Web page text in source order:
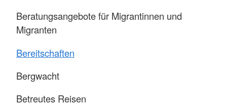
Beratungsangebote für Migrantinnen und
Migranten
Bereitschaften
Bergwacht
Betreutes Reisen